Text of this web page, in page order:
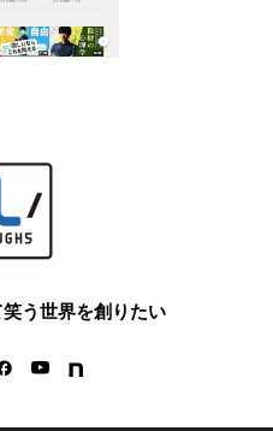
う世界を創りたい